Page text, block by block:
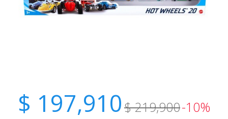
$ 197,910$ 219,900-10%